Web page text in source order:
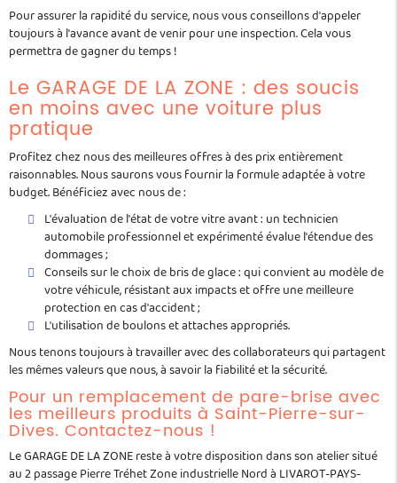
Pour assurer la rapidité du service, nous vous conseillons d'appeler
toujours à l'avance avant de venir pour une inspection. Cela vous
permettra de gagner du temps !
Le GARAGE DE LA ZONE : des soucis
en moins avec une voiture plus
pratique
Profitez chez nous des meilleures offres à des prix entièrement
raisonnables. Nous saurons vous fournir la formule adaptée à votre
budget. Bénéficiez avec nous de :
L'évaluation de l'état de votre vitre avant : un technicien
automobile professionnel et expérimenté évalue l'étendue des
dommages ;
Conseils sur le choix de bris de glace : qui convient au modèle de
votre véhicule, résistant aux impacts et offre une meilleure
protection en cas d'accident ;
L'utilisation de boulons et attaches appropriés.
Nous tenons toujours à travailler avec des collaborateurs qui partagent
les mêmes valeurs que nous, à savoir la fiabilité et la sécurité.
Pour un remplacement de pare-brise avec
les meilleurs produits à Saint-Pierre-sur-
Dives. Contactez-nous !
Le GARAGE DE LA ZONE reste à votre disposition dans son atelier situé
au 2 passage Pierre Tréhet Zone industrielle Nord à LIVAROT-PAYS-